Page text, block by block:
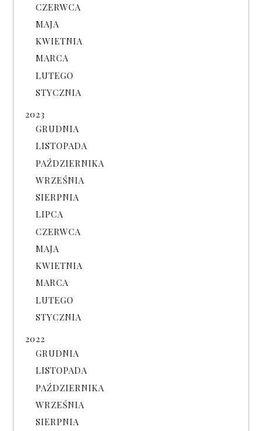
CZERWCA
MAJA
KWIETNIA
MARCA
LUTEGO
STYCZNIA
2023
GRUDNIA
LISTOPADA
PAŹDZIERNIKA
WRZEŚNIA
SIERPNIA
LIPCA
CZERWCA
MAJA
KWIETNIA
MARCA
LUTEGO
STYCZNIA
2022
GRUDNIA
LISTOPADA
PAŹDZIERNIKA
WRZEŚNIA
SIERPNIA